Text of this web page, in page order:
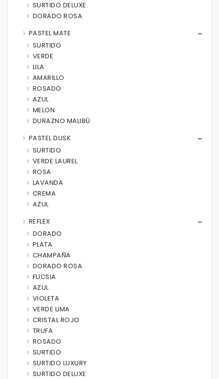
SURTIDO DELUXE
DORADO ROSA
PASTEL MATE
SURTIDO
VERDE
LILA
AMARILLO
ROSADO
AZUL
MELON
DURAZNO MALIBÚ
PASTEL DUSK
SURTIDO
VERDE LAUREL
ROSA
LAVANDA
CREMA
AZUL
REFLEX
DORADO
PLATA
CHAMPAÑA
DORADO ROSA
FUCSIA
AZUL
VIOLETA
VERDE LIMA
CRISTAL ROJO
TRUFA
ROSADO
SURTIDO
SURTIDO LUXURY
SURTIDO DELUXE